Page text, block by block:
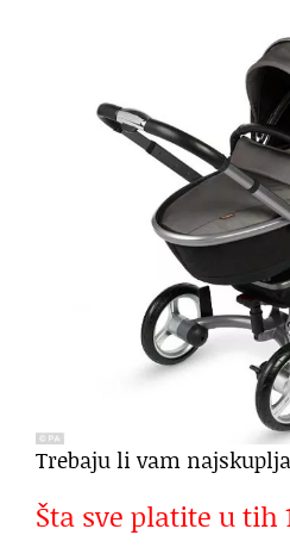
Trebaju li vam
Šta sve platite u tih